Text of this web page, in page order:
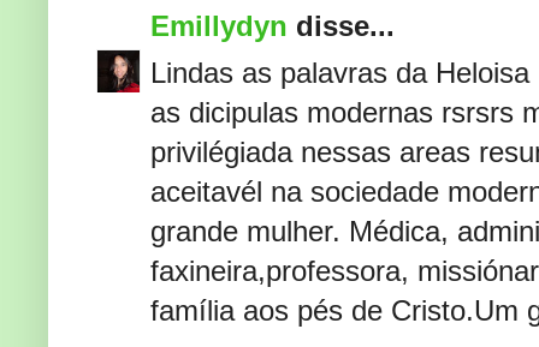
Emillydyn disse...
Lindas as palavras da
as dicipulas modernas rsrsrs
privilégiada nessas areas
aceitavél na sociedade
grande mulher. Médica,
faxineira,professora,
família aos pés de Cristo.Um